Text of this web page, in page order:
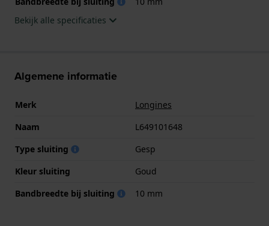
Bekijk alle specificaties
Algemene informatie
Merk
Longines
Naam
L649101648
Type sluiting
Gesp
Kleur sluiting
Goud
Bandbreedte bij sluiting
10 mm